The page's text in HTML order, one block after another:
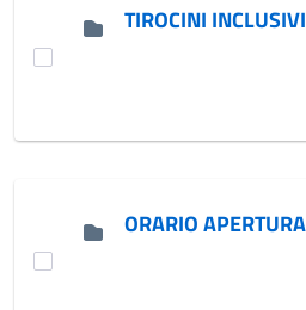
TIROCINI INCLUSIVI